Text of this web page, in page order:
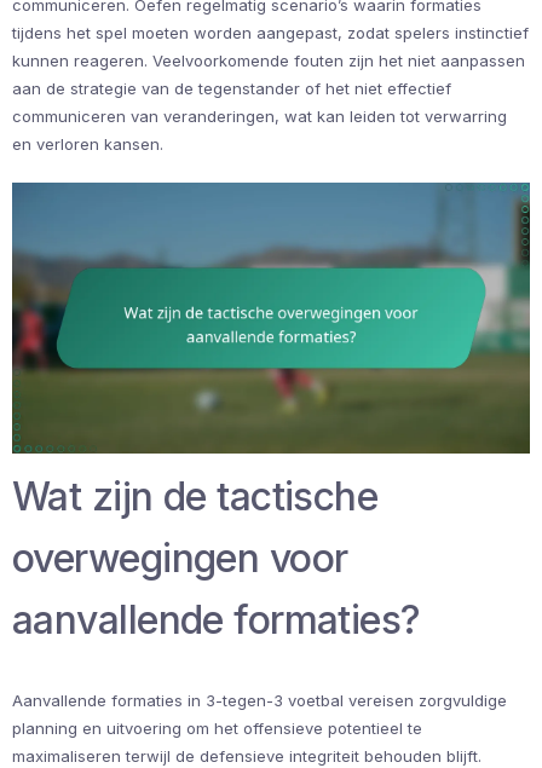
communiceren. Oefen regelmatig scenario’s waarin formaties
tijdens het spel moeten worden aangepast, zodat spelers instinctief
kunnen reageren. Veelvoorkomende fouten zijn het niet aanpassen
aan de strategie van de tegenstander of het niet effectief
communiceren van veranderingen, wat kan leiden tot verwarring
en verloren kansen.
Wat zijn de tactische
overwegingen voor
aanvallende formaties?
Aanvallende formaties in 3-tegen-3 voetbal vereisen zorgvuldige
planning en uitvoering om het offensieve potentieel te
maximaliseren terwijl de defensieve integriteit behouden blijft.